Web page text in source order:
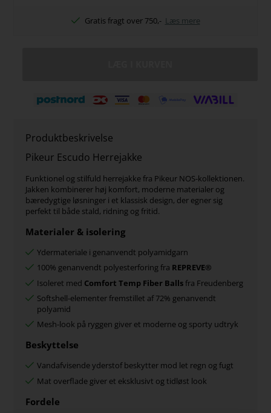
Gratis fragt over 750,- Læs mere
Produktbeskrivelse
Pikeur Escudo Herrejakke
Funktionel og stilfuld herrejakke fra Pikeur NOS-kollektionen.
Jakken kombinerer høj komfort, moderne materialer og
bæredygtige løsninger i et klassisk design, der egner sig
perfekt til både stald, ridning og fritid.
Materialer & isolering
Ydermateriale i genanvendt polyamidgarn
100% genanvendt polyesterforing fra REPREVE®
Isoleret med Comfort Temp Fiber Ballsfra Freudenberg
Softshell-elementer fremstillet af 72% genanvendt
polyamid
Mesh-look på ryggen giver et moderne og sporty udtryk
Beskyttelse
Vandafvisende yderstof beskytter mod let regn og fugt
Mat overflade giver et eksklusivt og tidløst look
Fordele